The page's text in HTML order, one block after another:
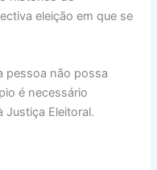
eleição em que se
pessoa não possa
é necessário
Justiça Eleitoral.